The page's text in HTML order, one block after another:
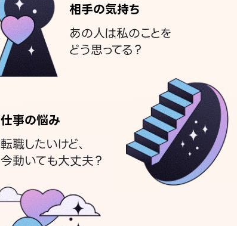
相手の気持ち
あの人は私のことを
どう思ってる？
仕事の悩み
転職したいけど、
今動いても大丈夫？